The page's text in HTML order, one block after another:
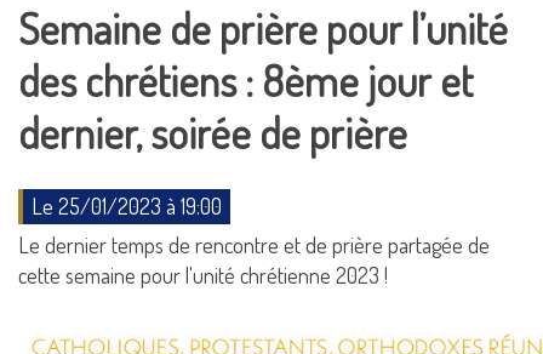
Semaine de prière pour l’unité
des chrétiens : 8ème jour et
dernier, soirée de prière
Le 25/01/2023 à 19:00
Le dernier temps de rencontre et de prière partagée de
cette semaine pour l'unité chrétienne 2023 !